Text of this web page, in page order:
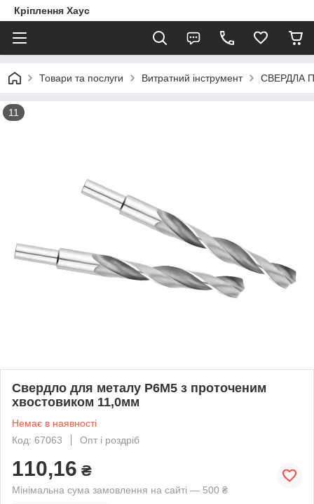
Кріплення Хаус
Товари та послуги Витратний інструмент СВЕРДЛА
11
Свердло для металу Р6М5 з проточеним
хвостовиком 11,0мм
Немає в наявності
Код: 67063
Опт і роздріб
110,16 ₴
Мінімальна сума замовлення на сайті — 500 ₴